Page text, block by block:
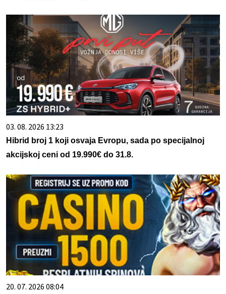
03. 08. 2026 13:23
Hibrid broj 1 koji osvaja Evropu, sada po specijalnoj
akcijskoj ceni od 19.990€ do 31.8.
20. 07. 2026 08:04